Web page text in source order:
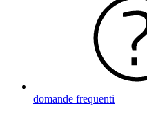
domande frequenti